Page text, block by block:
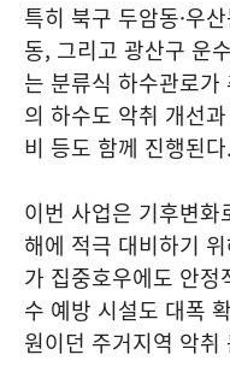
특히 북구 두암동·우
동, 그리고 광산구 운
는 분류식 하수관로
의 하수도 악취 개선
비 등도 함께 진행된다.
이번 사업은 기후변
해에 적극 대비하기
가 집중호우에도 안
수 예방 시설도 대폭
원이던 주거지역 악